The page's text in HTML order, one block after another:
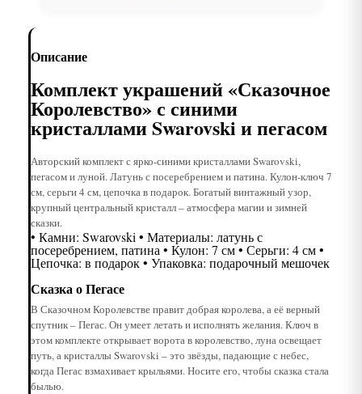
Описание
Комплект украшений «Сказочное
Королевство» с синими
кристаллами Swarovski и пегасом
Авторский комплект с ярко-синими кристаллами Swarovski,
пегасом и луной. Латунь с посеребрением и патина. Кулон-ключ 7
см, серьги 4 см, цепочка в подарок. Богатый винтажный узор,
крупный центральный кристалл – атмосфера магии и зимней
сказки.
• Камни: Swarovski • Материалы: латунь с
посеребрением, патина • Кулон: 7 см • Серьги: 4 см •
Цепочка: в подарок • Упаковка: подарочный мешочек
Сказка о Пегасе
В Сказочном Королевстве правит добрая королева, а её верный
спутник – Пегас. Он умеет летать и исполнять желания. Ключ в
этом комплекте открывает ворота в королевство, луна освещает
путь, а кристаллы Swarovski – это звёзды, падающие с небес,
когда Пегас взмахивает крыльями. Носите его, чтобы сказка стала
былью.